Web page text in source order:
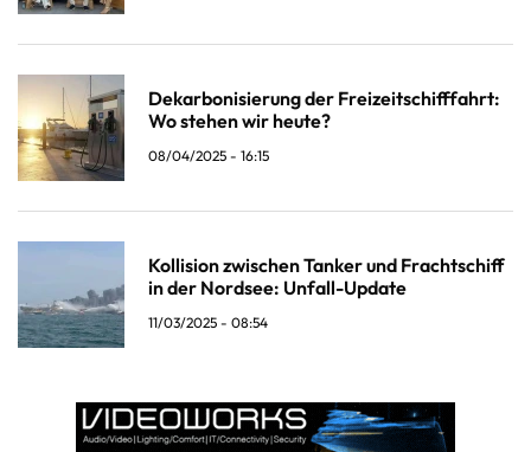
Dekarbonisierung der Freizeitschifffahrt:
Wo stehen wir heute?
08/04/2025 - 16:15
Kollision zwischen Tanker und Frachtschiff
in der Nordsee: Unfall-Update
11/03/2025 - 08:54